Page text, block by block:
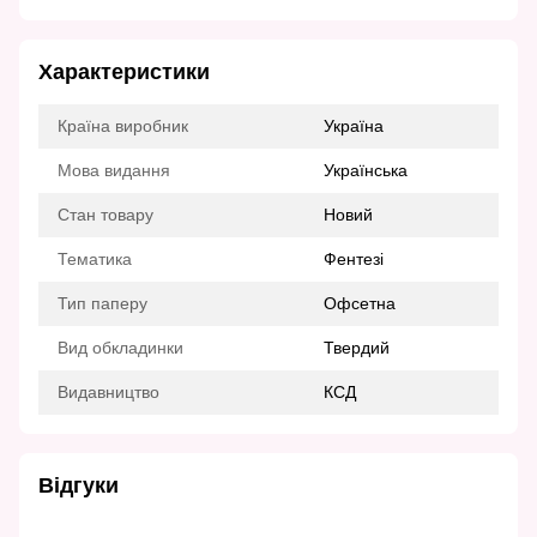
Характеристики
Країна виробник Україна
Мова видання Українська
Стан товару Новий
Тематика Фентезі
Тип паперу Офсетна
Вид обкладинки Твердий
Видавництво КСД
Відгуки